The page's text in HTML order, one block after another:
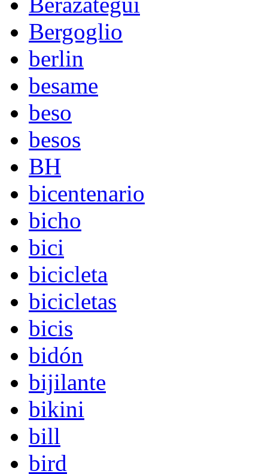
Bergoglio
berlin
besame
beso
besos
BH
bicentenario
bicho
bici
bicicleta
bicicletas
bicis
bidón
bijilante
bikini
bill
bird